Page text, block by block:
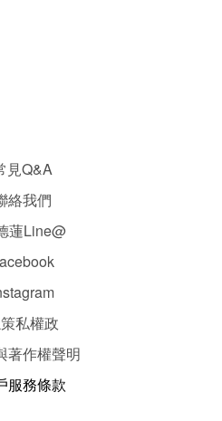
見Q&A
絡我們
蓮Line@
策私權政
著作權聲明
服務條款